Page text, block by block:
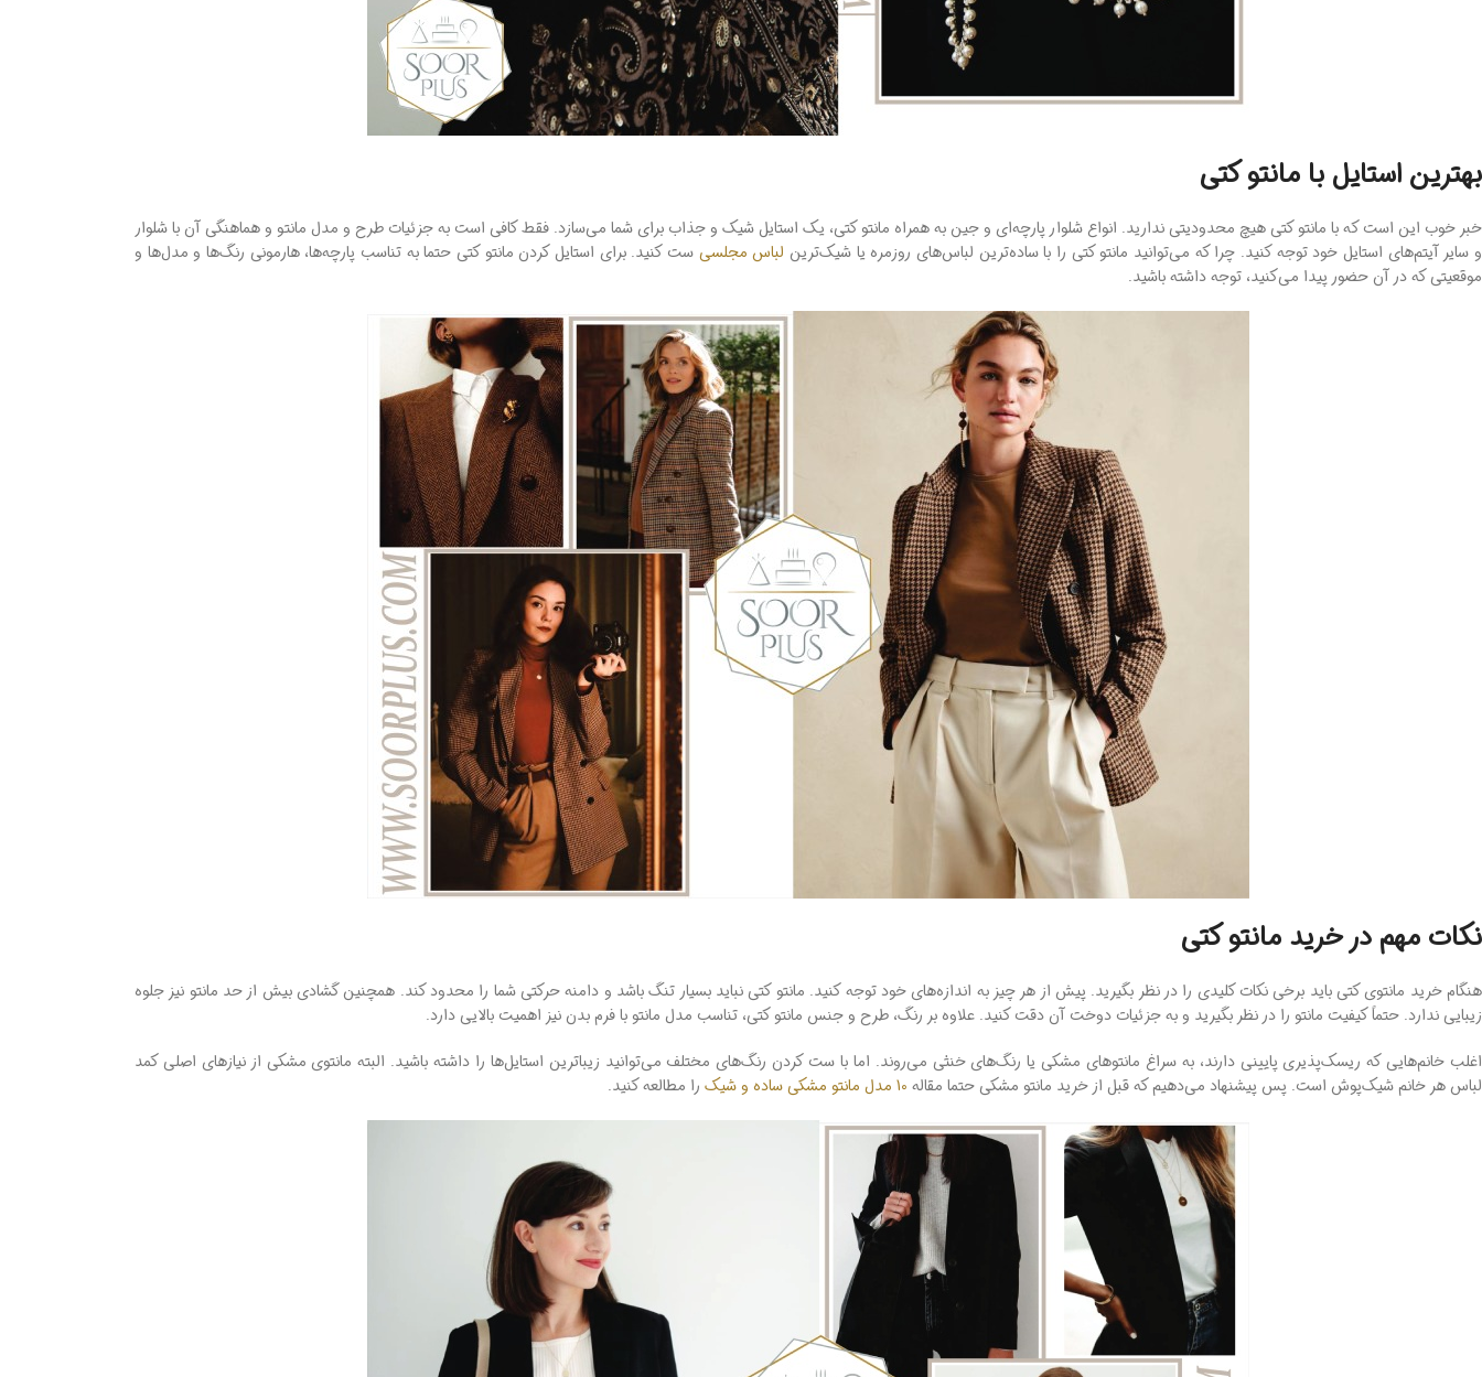
بهترین استایل با مانتو کتی
خبر خوب این است که با مانتو کتی هیچ محدودیتی ندارید. انواع شلوار پارچه‌ای و جین به ‌همراه مانتو کتی، یک استایل شیک و جذاب برای شما می‌سازد. فقط کافی است به جزئیات طرح و مدل مانتو و هماهنگی آن با شلوار
و سایر آیتم‌های استایل خود توجه کنید. چرا که می‌توانید مانتو کتی را با ساده‌ترین لباس‌های روزمره یا شیک‌ترین لباس مجلسی ست کنید. برای استایل کردن مانتو کتی حتما به تناسب پارچه‌ها، هارمونی رنگ‌ها و مدل‌ها و
موقعیتی که در آن حضور پیدا می‌کنید، توجه داشته باشید.
نکات مهم در خرید مانتو کتی
هنگام خرید مانتوی کتی باید برخی نکات کلیدی را در نظر بگیرید. پیش از هر چیز به اندازه‌های خود توجه کنید. مانتو کتی نباید بسیار تنگ باشد و دامنه حرکتی شما را محدود کند. همچنین گشادی بیش از حد مانتو نیز جلوه
زیبایی ندارد. حتماً کیفیت مانتو را در نظر بگیرید و به جزئیات دوخت آن دقت کنید. علاوه ‌بر رنگ، طرح و جنس مانتو کتی، تناسب مدل مانتو با فرم بدن نیز اهمیت بالایی دارد.
اغلب خانم‌هایی که ریسک‌پذیری پایینی دارند، به ‌سراغ مانتوهای مشکی یا رنگ‌های خنثی می‌روند. اما با ست کردن رنگ‌های مختلف می‌توانید زیباترین استایل‌ها را داشته باشید. البته مانتوی مشکی از نیازهای اصلی کمد
لباس هر خانم شیک‌پوش است. پس پیشنهاد می‌دهیم که قبل از خرید مانتو مشکی حتما مقاله 10 مدل مانتو مشکی ساده و شیک را مطالعه کنید.